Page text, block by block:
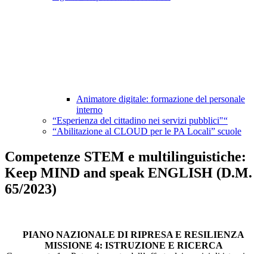
Animatore digitale: formazione del personale
interno
“Esperienza del cittadino nei servizi pubblici"“
“Abilitazione al CLOUD per le PA Locali” scuole
Competenze STEM e multilinguistiche:
Keep MIND and speak ENGLISH (D.M.
65/2023)
PIANO NAZIONALE DI RIPRESA E RESILIENZA
MISSIONE 4: ISTRUZIONE E RICERCA